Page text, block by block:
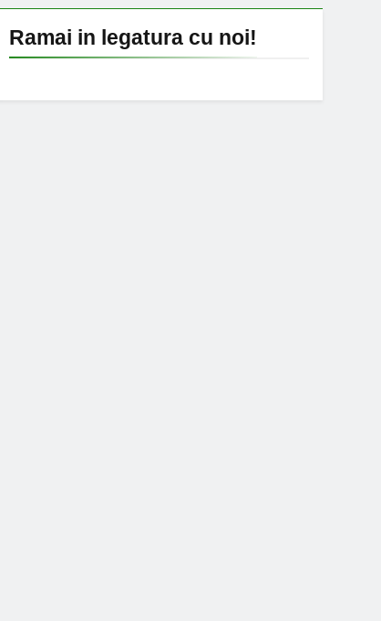
Ramai in legatura cu noi!